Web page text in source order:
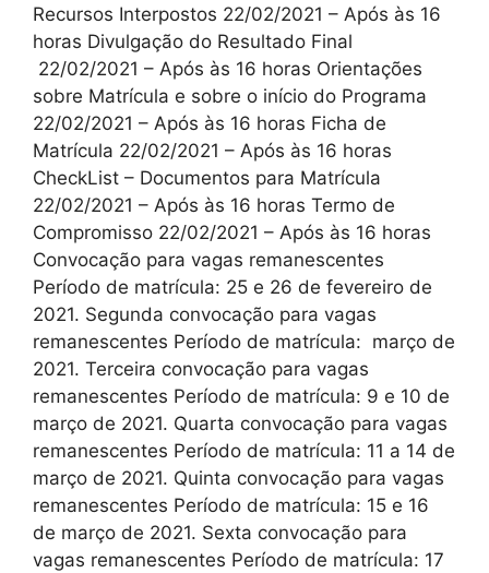
Recursos Interpostos 22/02/2021 – Após às 16
horas Divulgação do Resultado Final
22/02/2021 – Após às 16 horas Orientações
sobre Matrícula e sobre o início do Programa
22/02/2021 – Após às 16 horas Ficha de
Matrícula 22/02/2021 – Após às 16 horas
CheckList – Documentos para Matrícula
22/02/2021 – Após às 16 horas Termo de
Compromisso 22/02/2021 – Após às 16 horas
Convocação para vagas remanescentes
Período de matrícula: 25 e 26 de fevereiro de
2021. Segunda convocação para vagas
remanescentes Período de matrícula: março de
2021. Terceira convocação para vagas
remanescentes Período de matrícula: 9 e 10 de
março de 2021. Quarta convocação para vagas
remanescentes Período de matrícula: 11 a 14 de
março de 2021. Quinta convocação para vagas
remanescentes Período de matrícula: 15 e 16
de março de 2021. Sexta convocação para
vagas remanescentes Período de matrícula: 17